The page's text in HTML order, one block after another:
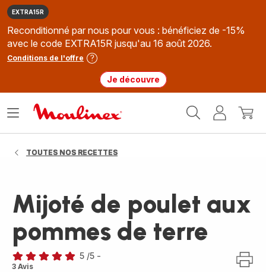
EXTRA15R
Reconditionné par nous pour vous : bénéficiez de -15%
avec le code EXTRA15R jusqu'au 16 août 2026.
Conditions de l'offre
Je découvre
MonMon
Ouvrir
TOUTES NOS RECETTES
Mijoté de poulet aux
pommes de terre
Avis
5 /5 -
3 Avis